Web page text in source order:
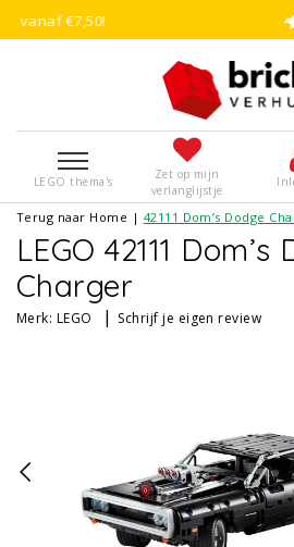
Vandaag
LEGO thema's
Zet op mijn
verlanglijstje
Terug naar Home | 42111 Dom’s Dodge
LEGO 42111 Dom’s
Charger
Merk: LEGO | Schrijf je eigen review